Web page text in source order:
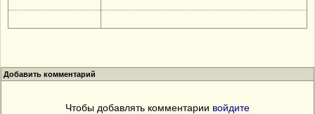
Добавить комментарий
Чтобы добавлять комментарии войдите